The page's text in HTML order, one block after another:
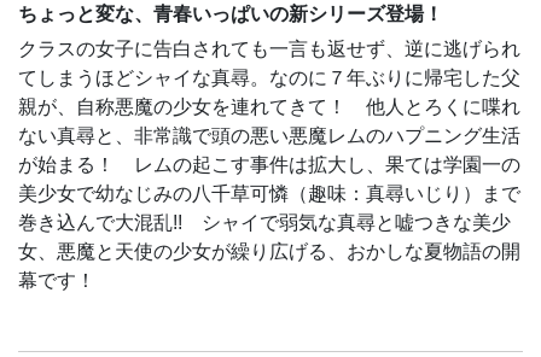
ちょっと変な、青春いっぱいの新シリーズ登場！
クラスの女子に告白されても一言も返せず、逆に逃げられ
てしまうほどシャイな真尋。なのに７年ぶりに帰宅した父
親が、自称悪魔の少女を連れてきて！ 他人とろくに喋れ
ない真尋と、非常識で頭の悪い悪魔レムのハプニング生活
が始まる！ レムの起こす事件は拡大し、果ては学園一の
美少女で幼なじみの八千草可憐（趣味：真尋いじり）まで
巻き込んで大混乱!! シャイで弱気な真尋と嘘つきな美少
女、悪魔と天使の少女が繰り広げる、おかしな夏物語の開
幕です！